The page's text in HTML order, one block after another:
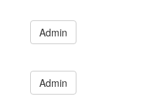
Admin
Admin